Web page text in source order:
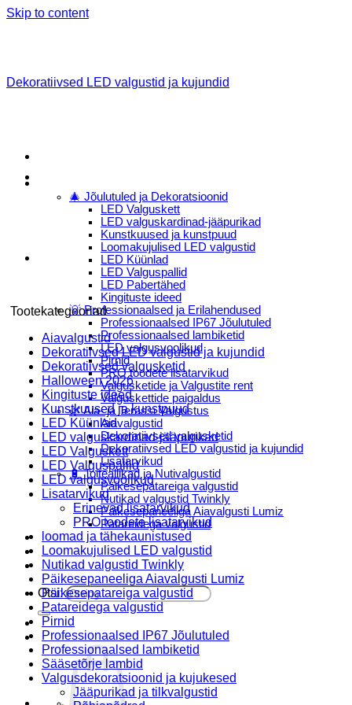
Skip to content
🎄 Jõulutuled ja Dekoratsioonid
LED Valguskett
LED valguskardinad-jääpurikad
Kunstkuused ja kunstpuud
Loomakujulised LED valgustid
LED Küünlad
LED Valguspallid
LED Pabertähed
Kingituste ideed
💡 Professionaalsed ja Erilahendused
Professionaalsed IP67 Jõulutuled
Professionaalsed lambiketid
LED valgusvoolikud
Pirnid
PRO toodete lisatarvikud
Valgusketide ja Valgustite rent
Valguskettide paigaldus
🌿 Aia- ja Terassi Valgustus
Aiavalgustid
Dekoratiivsed valgusketid
Dekoratiivsed LED valgustid ja kujundid
Lisatarvikud
🔋 Toiteallikad ja Nutivalgustid
Päikesepatareiga valgustid
Nutikad valgustid Twinkly
Päikesepaneeliga Aiavalgusti Lumiz
Patareidega valgustid
Päikeselaternad Lumiz
Valguskettide paigaldus
Blogi
Otsi:
Dekoratiivsed LED valgustid ja kujundid
Tootekategooriad
Aiavalgustid
Dekoratiivsed LED valgustid ja kujundid
Dekoratiivsed valgusketid
Halloween 2026
Kingituste ideed
Kunstkuused ja kunstpuud
LED Küünlad
LED valguskardinad-jääpurikad
LED Valguskett
LED Valguspallid
LED valgusvoolikud
Lisatarvikud
Erinevad lisatarvikud
PRO toodete lisatarvikud
loomad ja tähekaunistused
Loomakujulised LED valgustid
Nutikad valgustid Twinkly
Päikesepaneeliga Aiavalgusti Lumiz
Päikesepatareiga valgustid
Patareidega valgustid
Pirnid
Professionaalsed IP67 Jõulutuled
Professionaalsed lambiketid
Sääsetõrje lambid
Valgusdekoratsioonid ja kujukesed
Jääpurikad ja tilkvalgustid